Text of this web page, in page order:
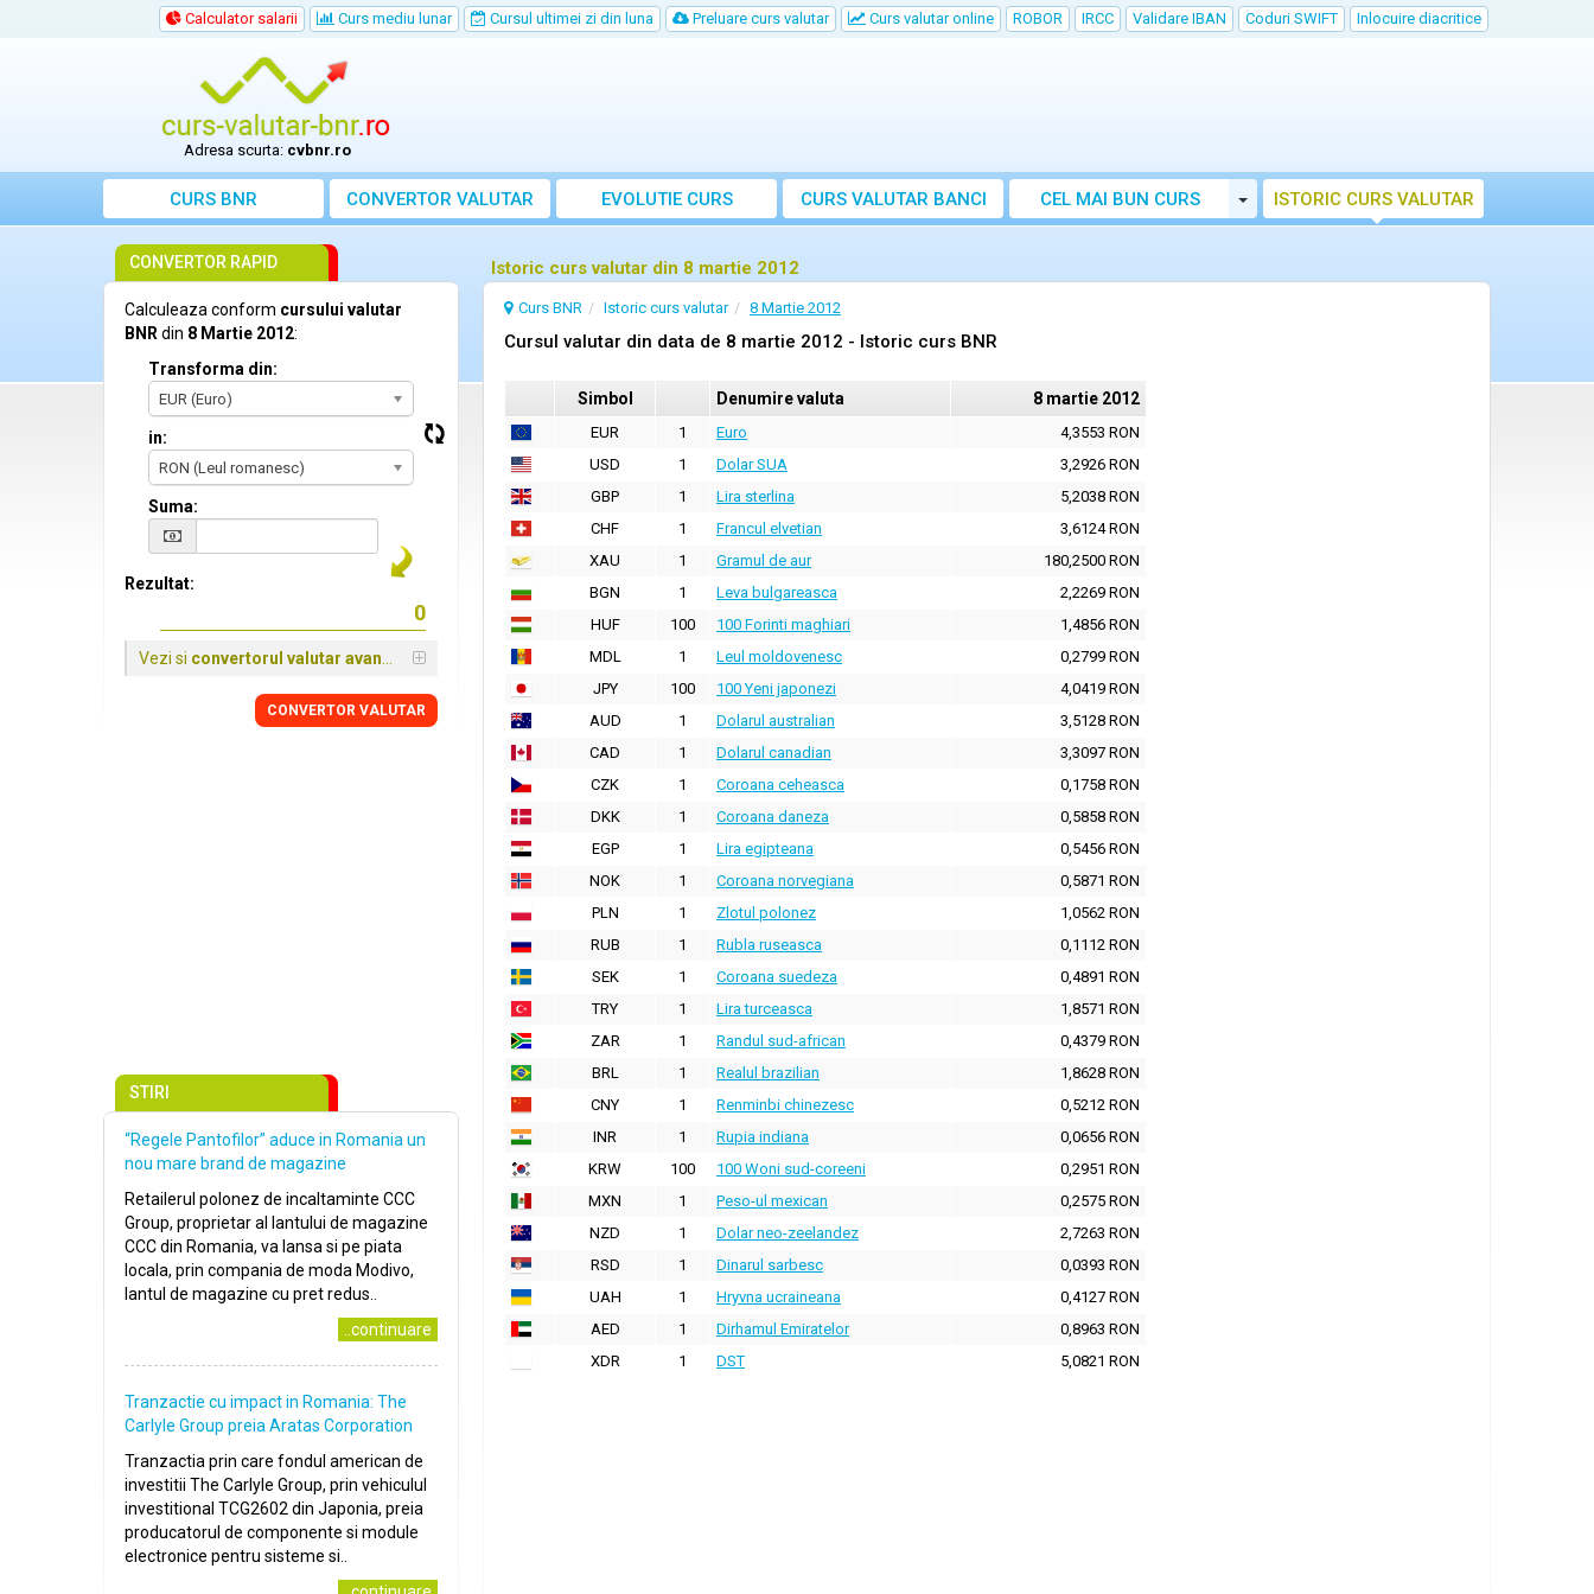
Calculator salarii Curs mediu lunar Cursul ultimei zi din luna Preluare curs valutar Curs valutar online ROBOR IRCC Validare IBAN Coduri SWIFT Inlocuire diacritice
Adresa scurta: cvbnr.ro
CURS BNR CONVERTOR VALUTAR EVOLUTIE CURS CURS VALUTAR BANCI CEL MAI BUN CURS Toggle Dropdown
ISTORIC CURS VALUTAR
Istoric curs valutar din 8 martie 2012
Curs BNR Istoric curs valutar 8 Martie 2012
Cursul valutar din data de 8 martie 2012 - Istoric curs BNR
Simbol Denumire valuta 8 martie 2012
EUR 1 Euro
4,3553 RON
USD
1 Dolar SUA
3,2926 RON
GBP
1 Lira sterlina
5,2038 RON
CHF
1 Francul elvetian
3,6124 RON
XAU
1 Gramul de aur
180,2500 RON
BGN
1 Leva bulgareasca
2,2269 RON
HUF
100 100 Forinti maghiari
1,4856 RON
MDL
1 Leul moldovenesc
0,2799 RON
JPY
100 100 Yeni japonezi
4,0419 RON
AUD
1 Dolarul australian
3,5128 RON
CAD
1 Dolarul canadian
3,3097 RON
CZK
1 Coroana ceheasca
0,1758 RON
DKK
1 Coroana daneza
0,5858 RON
EGP
1 Lira egipteana
0,5456 RON
NOK
1 Coroana norvegiana
0,5871 RON
PLN
1 Zlotul polonez
1,0562 RON
RUB
1 Rubla ruseasca
0,1112 RON
SEK
1 Coroana suedeza
0,4891 RON
TRY
1 Lira turceasca
1,8571 RON
ZAR
1 Randul sud-african
0,4379 RON
BRL
1 Realul brazilian
1,8628 RON
CNY
1 Renminbi chinezesc
0,5212 RON
INR
1 Rupia indiana
0,0656 RON
KRW
100 100 Woni sud-coreeni
0,2951 RON
MXN
1 Peso-ul mexican
0,2575 RON
NZD
1 Dolar neo-zeelandez
2,7263 RON
RSD
1 Dinarul sarbesc
0,0393 RON
UAH
1 Hryvna ucraineana
0,4127 RON
AED
1 Dirhamul Emiratelor
0,8963 RON
XDR
1 DST 5,0821 RON
CONVERTOR RAPID
Calculeaza conform cursului valutar
BNR din 8 Martie 2012:
Transforma din:
EUR (Euro)
in:
RON (Leul romanesc)
Suma:
Rezultat:
Vezi si convertorul valutar avansat
CONVERTOR VALUTAR
STIRI
“Regele Pantofilor” aduce in Romania un
nou mare brand de magazine
Retailerul polonez de incaltaminte CCC
Group, proprietar al lantului de magazine
CCC din Romania, va lansa si pe piata
locala, prin compania de moda Modivo,
lantul de magazine cu pret redus..
..continuare
Tranzactie cu impact in Romania: The
Carlyle Group preia Aratas Corporation
Tranzactia prin care fondul american de
investitii The Carlyle Group, prin vehiculul
investitional TCG2602 din Japonia, preia
producatorul de componente si module
electronice pentru sisteme si..